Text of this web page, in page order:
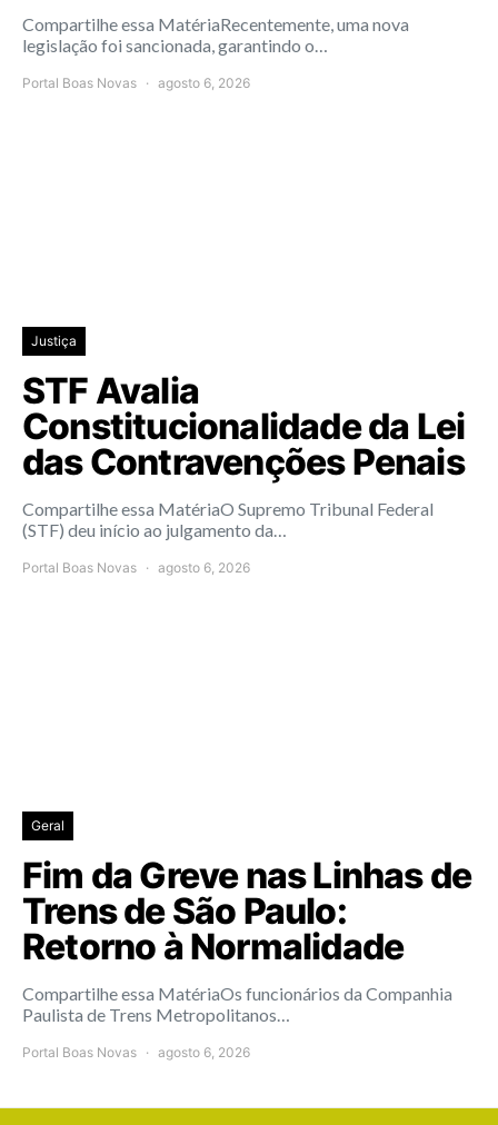
Compartilhe essa MatériaRecentemente, uma nova
legislação foi sancionada, garantindo o…
Portal Boas Novas agosto 6, 2026
Justiça
STF Avalia
Constitucionalidade da Lei
das Contravenções Penais
Compartilhe essa MatériaO Supremo Tribunal Federal
(STF) deu início ao julgamento da…
Portal Boas Novas agosto 6, 2026
Geral
Fim da Greve nas Linhas de
Trens de São Paulo:
Retorno à Normalidade
Compartilhe essa MatériaOs funcionários da Companhia
Paulista de Trens Metropolitanos…
Portal Boas Novas agosto 6, 2026